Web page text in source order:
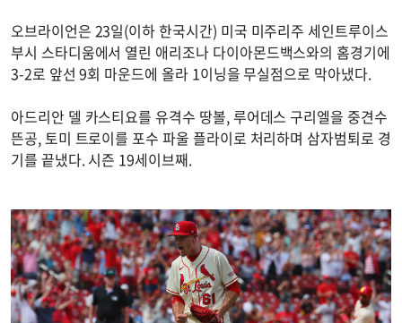
오브라이언은 23일(이하 한국시간) 미국 미주리주 세인트루이스
부시 스타디움에서 열린 애리조나 다이아몬드백스와의 홈경기에
3-2로 앞선 9회 마운드에 올라 1이닝을 무실점으로 막아냈다.
아드리안 델 카스티요를 유격수 땅볼, 루어데스 구리엘을 중견수
뜬공, 토미 트로이를 포수 파울 플라이로 처리하며 삼자범퇴로 경
기를 끝냈다. 시즌 19세이브째.